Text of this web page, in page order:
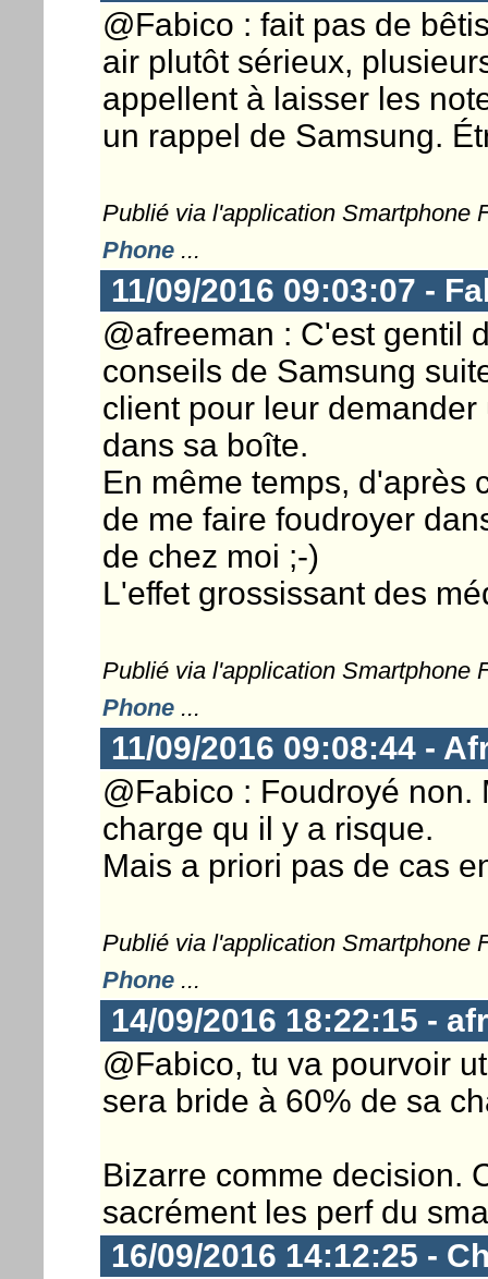
@Fabico : fait pas de
air plutôt sérieux,
appellent à laisser les
un rappel de Samsung.
Publié via l'application Smartphone
Phone...
11/09/2016 09:03:07 -
@afreeman : C'est gentil
conseils de Samsung
client pour leur
dans sa boîte.
En même temps, d'après
de me faire foudroyer
de chez moi ;-)
L'effet grossissant des
Publié via l'application Smartphone
Phone...
11/09/2016 09:08:44 -
@Fabico : Foudroyé non.
charge qu il y a risque.
Mais a priori pas de cas
Publié via l'application Smartphone
Phone...
14/09/2016 18:22:15 -
@Fabico, tu va pourvoir
sera bride à 60% de sa
Bizarre comme decision.
sacrément les perf du
16/09/2016 14:12:25 -